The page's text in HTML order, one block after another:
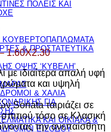
ΠΟΛΕΙΣ ΚΑΙ
ΚΟΥΒΕΡΤΟΠΑΠΛΩΜΑΤΑ
& ΠΡΟΣΤΑΤΕΥΤΙΚΑ
ΟΨΗΣ ‘ΚΥΒΕΛΗ’
& ΧΑΛΙΑ
ΓΙΑ
ΚΑΙ ΟΙΚΙΑΚΑ &
ΕΙΣΟΔΟΥ
1.60X2.30
με ιδιαίτερα απαλή υφή
και υψηλή
Sonata ταιριάζει σε
τόσο σε Κλασική
την ανεπαίσθητη